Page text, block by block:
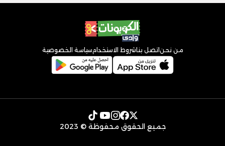
من نحن اتصل بنا شروط الاستخدامسياسة الخصوصية
جميع الحقوق محفوظة © 2023